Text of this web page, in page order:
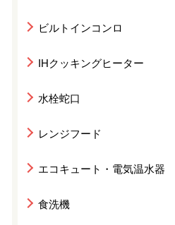
ビルトインコンロ
IHクッキングヒーター
水栓蛇口
レンジフード
エコキュート・電気温水器
食洗機